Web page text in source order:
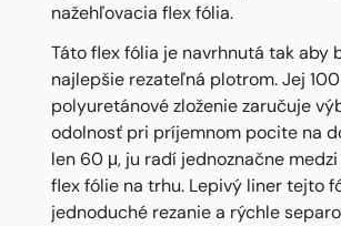
nažehľovacia flex fólia.
Táto flex fólia je navrhnutá tak aby
najlepšie rezateľná plotrom. Jej 100
polyuretánové zloženie zaručuje
odolnosť pri príjemnom pocite na
len 60 μ, ju radí jednoznačne
flex fólie na trhu. Lepivý liner tejto
jednoduché rezanie a rýchle